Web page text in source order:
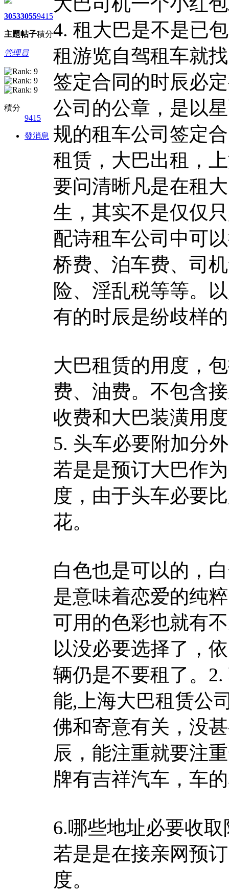
3053
主題
3055
帖子
9415
積分
管理員
積分
9415
發消息
4. 租大巴是不是已
租游览自驾租车就
签定合同的时辰必
公司的公章，是以
规的租车公司签定
租赁，大巴出租，
要问清晰凡是在租
生，其实不是仅仅
配诗租车公司中可
桥费、泊车费、司
险、淫乱税等等。
有的时辰是纷歧样
大巴租赁的用度，
费、油费。不包含
收费和大巴装潢用
5. 头车必要附加分
若是是预订大巴作
度，由于头车必要
花。
白色也是可以的，
是意味着恋爱的纯
可用的色彩也就有
以没必要选择了，
辆仍是不要租了。
能,上海大巴租赁公
佛和寄意有关，没
辰，能注重就要注
牌有吉祥汽车，车
6.哪些地址必要收取
若是是在接亲网预
度。